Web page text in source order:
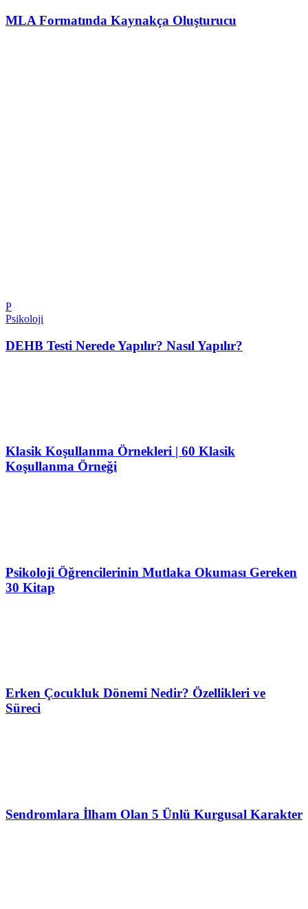
MLA Formatında Kaynakça Oluşturucu
P
Psikoloji
DEHB Testi Nerede Yapılır? Nasıl Yapılır?
Klasik Koşullanma Örnekleri | 60 Klasik
Koşullanma Örneği
Psikoloji Öğrencilerinin Mutlaka Okuması Gereken
30 Kitap
Erken Çocukluk Dönemi Nedir? Özellikleri ve
Süreci
Sendromlara İlham Olan 5 Ünlü Kurgusal Karakter